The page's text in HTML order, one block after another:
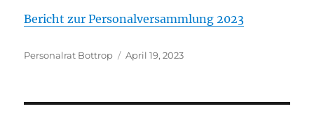
Bericht zur Personalversammlung 2023
Autor
Personalrat Bottrop
Veröffentlicht
April 19, 2023